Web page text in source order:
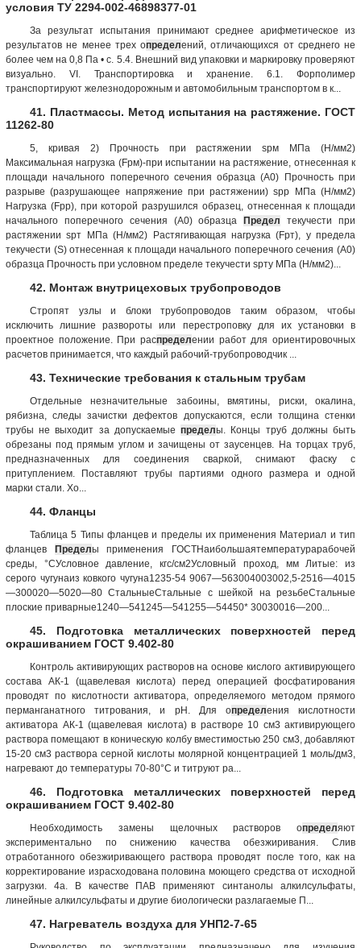
условия ТУ 2294-002-46898377-01
За результат испытания принимают среднее арифметическое из
результатов не менее трех определений, отличающихся от среднего не
более чем на 0,8 Па • с. 5.4. Внешний вид упаковки и маркировку проверяют
визуально. VI. Транспортировка и хранение. 6.1. Форполимер
транспортируют железнодорожным и автомобильным транспортом в к...
41. Пластмассы. Метод испытания на растяжение. ГОСТ
11262-80
5, кривая 2) Прочность при растяжении sрм МПа (Н/мм2)
Максимальная нагрузка (Fрм)-при испытании на растяжение, отнесенная к
площади начального поперечного сечения образца (A0) Прочность при
разрыве (разрушающее напряжение при растяжении) sрр МПа (Н/мм2)
Нагрузка (Fpр), при которой разрушился образец, отнесенная к площади
начального поперечного сечения (A0) образцаПредел текучести при
растяжении sрт МПа (Н/мм2) Растягивающая нагрузка (Fрт), у предела
текучести (S) отнесенная к площади начального поперечного сечения (A0)
образца Прочность при условном пределе текучести sрту МПа (Н/мм2)...
42. Монтаж внутрицеховых трубопроводов
Стропят узлы и блоки трубопроводов таким образом, чтобы
исключить лишние развороты или перестроповку для их установки в
проектное положение. При распределении работ для ориентировочных
расчетов принимается, что каждый рабочий-трубопроводчик ...
43. Технические требования к стальным трубам
Отдельные незначительные забоины, вмятины, риски, окалина,
рябизна, следы зачистки дефектов допускаются, если толщина стенки
трубы не выходит за допускаемыепределы. Концы труб должны быть
обрезаны под прямым углом и зачищены от заусенцев. На торцах труб,
предназначенных для соединения сваркой, снимают фаску с
притуплением. Поставляют трубы партиями одного размера и одной
марки стали. Хо...
44. Фланцы
Таблица 5 Типы фланцев и пределы их применения Материал и тип
фланцев Пределы применения ГОСТНаибольшаятемпературарабочей
среды, °СУсловное давление, кгс/см2Условный проход, мм Литые: из
серого чугунаиз ковкого чугуна1235-54 9067—563004003002,5-2516—4015
—300020—5020—80 СтальныеСтальные с шейкой на резьбеСтальные
плоские приварные1240—541245—541255—54450* 30030016—200...
45. Подготовка металлических поверхностей перед
окрашиванием ГОСТ 9.402-80
Контроль активирующих растворов на основе кислого активирующего
состава AК-1 (щавелевая кислота) перед операцией фосфатирования
проводят по кислотности активатора, определяемого методом прямого
перманганатного титрования, и рН. Для определения кислотности
активатора АК-1 (щавелевая кислота) в растворе 10 см3 активирующего
раствора помещают в коническую колбу вместимостью 250 см3, добавляют
15-20 см3 раствора серной кислоты молярной концентрацией 1 моль/дм3,
нагревают до температуры 70-80°С и титруют ра...
46. Подготовка металлических поверхностей перед
окрашиванием ГОСТ 9.402-80
Необходимость замены щелочных растворов определяют
экспериментально по снижению качества обезжиривания. Слив
отработанного обезжиривающего раствора проводят после того, как на
корректирование израсходована половина моющего средства от исходной
загрузки. 4а. В качестве ПАВ применяют синтанолы алкилсульфаты,
линейные алкилсульфаты и другие биологически разлагаемые П...
47. Нагреватель воздуха для УНП2-7-65